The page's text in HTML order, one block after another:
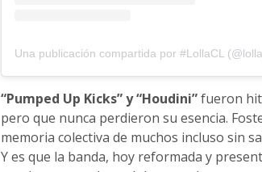
Una publicación compartida por #LollaCL
“Pumped Up Kicks” y “Houdini”fueron
pero que nunca perdieron su esencia.
memoria colectiva de muchos incluso sin
Y es que la banda, hoy reformada y